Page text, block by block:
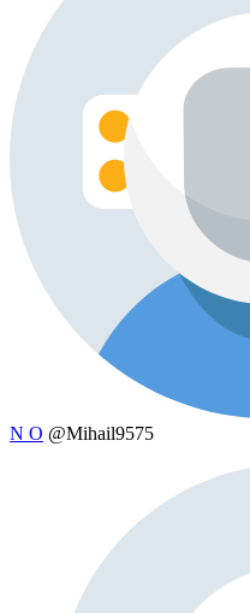
N O @Mihail9575